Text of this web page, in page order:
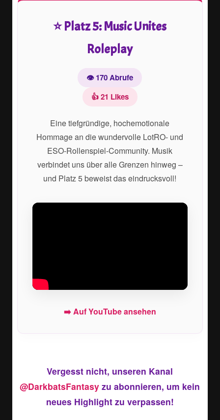
⭐ Platz 5: Music Unites
Roleplay
👁️ 170 Abrufe
👍 21 Likes
Eine tiefgründige, hochemotionale
Hommage an die wundervolle LotRO- und
ESO-Rollenspiel-Community. Musik
verbindet uns über alle Grenzen hinweg –
und Platz 5 beweist das eindrucksvoll!
➡️ Auf YouTube ansehen
Vergesst nicht, unseren Kanal
@DarkbatsFantasy zu abonnieren, um kein
neues Highlight zu verpassen!